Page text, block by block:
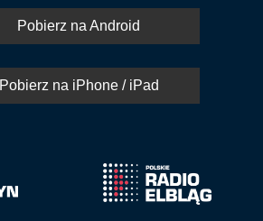
Pobierz na Android
Pobierz na iPhone / iPad